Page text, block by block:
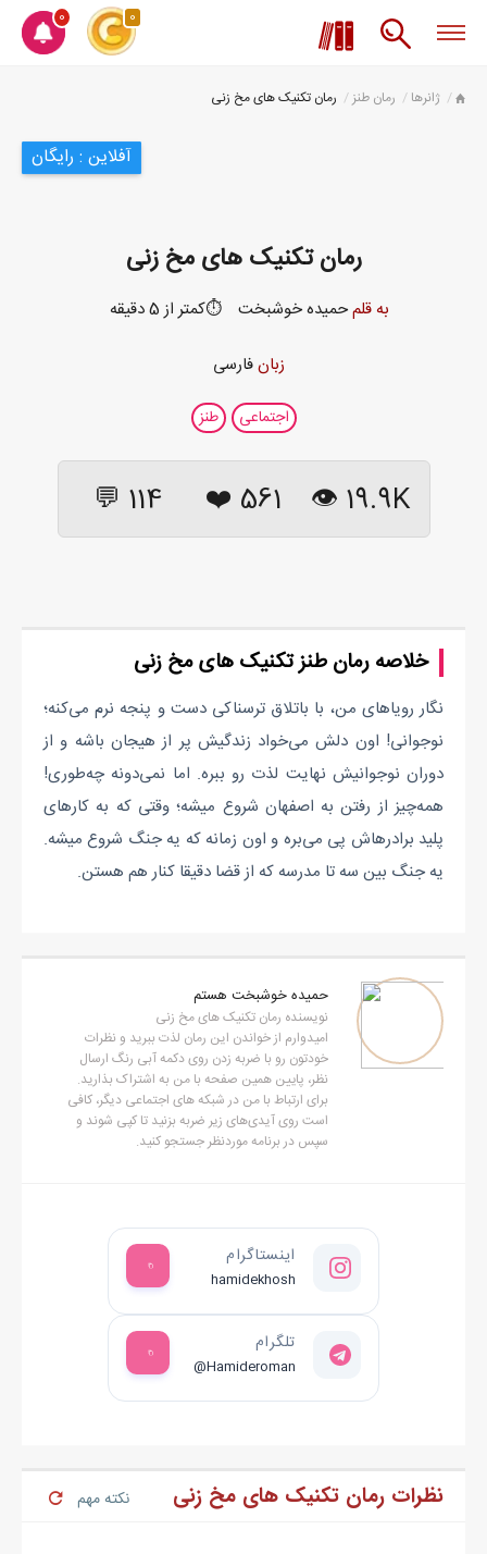
0 0
ژانرها رمان طنز رمان تکنیک های مخ زنی
آفلاین : رایگان
رمان تکنیک های مخ زنی
به قلمحمیده خوشبخت ⏱️کمتر از 5 دقیقه
زبانفارسی
اجتماعی طنز
19.9K 👁
561
❤️
114 💬
خلاصه رمان طنز تکنیک های مخ زنی
نگار رویاهای من، با باتلاق ترسناکی دست و پنجه نرم می‌کنه؛
نوجوانی! اون دلش می‌خواد زندگیش پر از هیجان باشه و از
دوران نوجوانیش نهایت لذت رو ببره. اما نمی‌دونه چه‌طوری!
همه‌چیز از رفتن به اصفهان شروع میشه؛ وقتی که به کارهای
پلید برادرهاش پی می‌بره و اون زمانه که یه جنگ شروع میشه.
یه جنگ بین سه تا مدرسه که از قضا دقیقا کنار هم هستن.
حمیده خوشبخت هستم
نویسنده رمان تکنیک های مخ زنی
امیدوارم از خواندن این رمان لذت ببرید و نظرات
خودتون رو با ضربه زدن روی دکمه آبی رنگ ارسال
نظر، پایین همین صفحه با من به اشتراک بذارید.
برای ارتباط با من در شبکه های اجتماعی دیگر، کافی
است روی آیدی‌های زیر ضربه بزنید تا کپی شوند و
سپس در برنامه موردنظر جستجو کنید.
اینستاگرام
hamidekhosh
تلگرام
@Hamideroman
نظرات رمان تکنیک های مخ زنی نکته مهم